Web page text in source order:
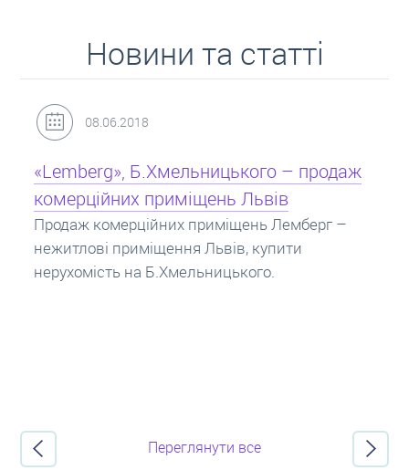
Новини та статті
–
31.05.2018
Кредит під заставу нерухомості:
Іпотека на квартиру – кредит на житло під
заставу нерухомості. Купити в іпотеку – що
потрібно знати? Консультація від
про іпотечні кредити.
Переглянути все